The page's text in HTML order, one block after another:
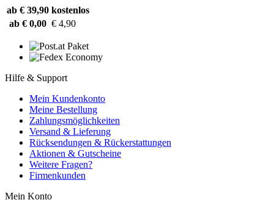
ab € 39,90 kostenlos
ab € 0,00 € 4,90
Hilfe & Support
Mein Kundenkonto
Meine Bestellung
Zahlungsmöglichkeiten
Versand & Lieferung
Rücksendungen & Rückerstattungen
Aktionen & Gutscheine
Weitere Fragen?
Firmenkunden
Mein Konto